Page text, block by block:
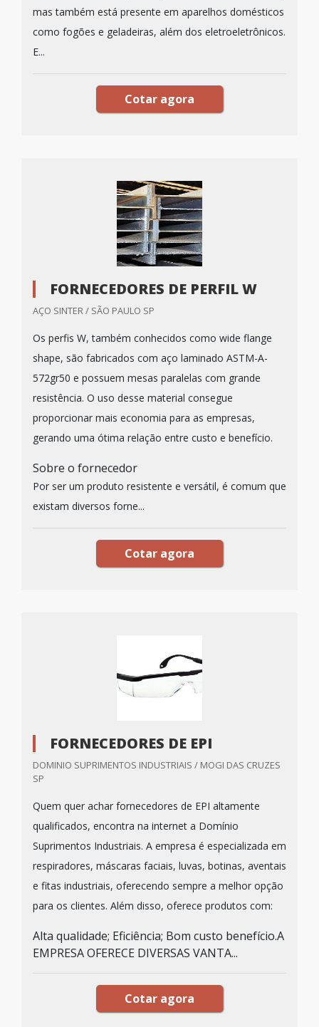
mas também está presente em aparelhos domésticos
como fogões e geladeiras, além dos eletroeletrônicos.
E...
Cotar agora
FORNECEDORES DE PERFIL W
AÇO SINTER / SÃO PAULO SP
Os perfis W, também conhecidos como wide flange
shape, são fabricados com aço laminado ASTM-A-
572gr50 e possuem mesas paralelas com grande
resistência. O uso desse material consegue
proporcionar mais economia para as empresas,
gerando uma ótima relação entre custo e benefício.
Sobre o fornecedor
Por ser um produto resistente e versátil, é comum que
existam diversos forne...
Cotar agora
FORNECEDORES DE EPI
DOMINIO SUPRIMENTOS INDUSTRIAIS / MOGI DAS CRUZES
SP
Quem quer achar fornecedores de EPI altamente
qualificados, encontra na internet a Domínio
Suprimentos Industriais. A empresa é especializada em
respiradores, máscaras faciais, luvas, botinas, aventais
e fitas industriais, oferecendo sempre a melhor opção
para os clientes. Além disso, oferece produtos com:
Alta qualidade; Eficiência; Bom custo benefício.A
EMPRESA OFERECE DIVERSAS VANTA...
Cotar agora